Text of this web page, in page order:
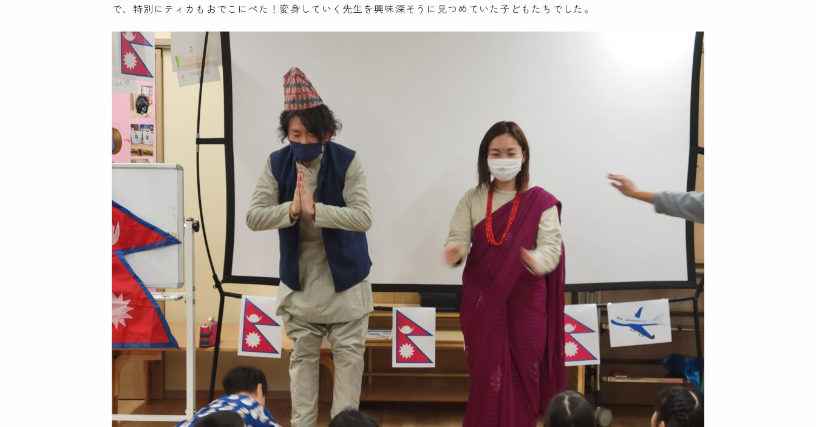
特定非営利活動法人
ケンパ・ラーニング・コミュニティ協会
〒181-0001
東京都三鷹市井の頭2-14-6
TEL:0120-307-115
FAX:0422-49-9850
プライバシーポリシー
ケンパの保育
ケンパの各園
ケンパ西馬込園
ケンパ高田園
ケンパ池上園
ケンパ井の頭本園・分園
チャイルドデイケア ケンパ井の頭
côté kenpa
ケンパのNPO活動
SDGs奨学金
Lunch Trip
木とのふれあい
カンボジア研修記
イスラエル研修記
法人概要
IR情報
お問い合わせ
園見学に関するお問い合わせ
採用に関するお問い合わせ
NPO会員専用ページはこちら
先輩職員による先輩ブログ
ケンパの活動ブログ
で、特別にティカもおでこにぺた！変身していく先生を興味深そうに見つめていた子どもたちでした。